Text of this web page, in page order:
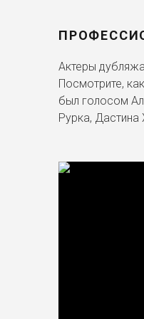
Актеры
Посмотрите,
был голосом
Рурка,